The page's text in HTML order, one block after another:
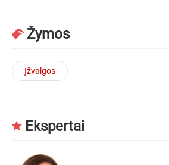
Žymos
Įžvalgos
Ekspertai